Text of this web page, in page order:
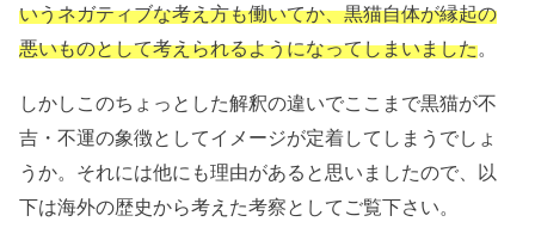
いうネガティブな考え方も働いてか、黒猫自体が縁起の
悪いものとして考えられるようになってしまいました。
しかしこのちょっとした解釈の違いでここまで黒猫が不
吉・不運の象徴としてイメージが定着してしまうでしょ
うか。それには他にも理由があると思いましたので、以
下は海外の歴史から考えた考察としてご覧下さい。